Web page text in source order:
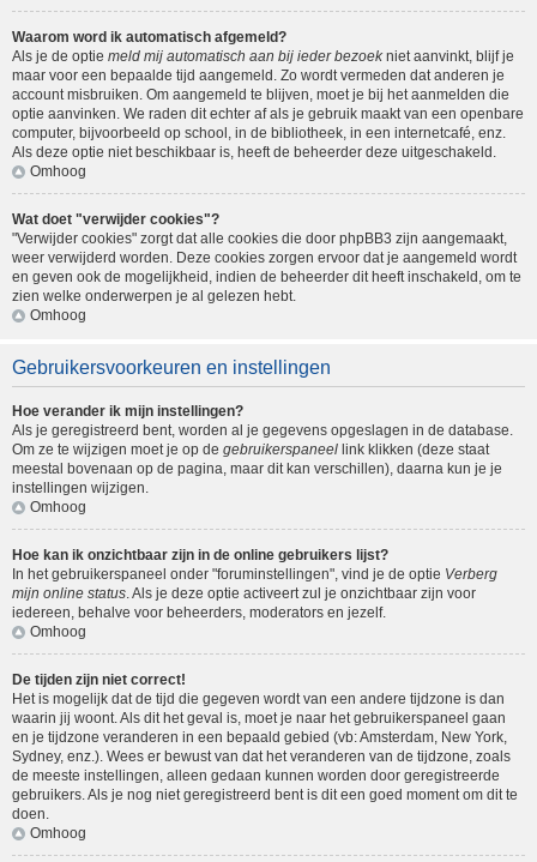
Waarom word ik automatisch afgemeld?
Als je de optie meld mij automatisch aan bij ieder bezoekniet aanvinkt, blijf je
maar voor een bepaalde tijd aangemeld. Zo wordt vermeden dat anderen je
account misbruiken. Om aangemeld te blijven, moet je bij het aanmelden die
optie aanvinken. We raden dit echter af als je gebruik maakt van een openbare
computer, bijvoorbeeld op school, in de bibliotheek, in een internetcafé, enz.
Als deze optie niet beschikbaar is, heeft de beheerder deze uitgeschakeld.
Omhoog
Wat doet "verwijder cookies"?
"Verwijder cookies" zorgt dat alle cookies die door phpBB3 zijn aangemaakt,
weer verwijderd worden. Deze cookies zorgen ervoor dat je aangemeld wordt
en geven ook de mogelijkheid, indien de beheerder dit heeft inschakeld, om te
zien welke onderwerpen je al gelezen hebt.
Omhoog
Gebruikersvoorkeuren en instellingen
Hoe verander ik mijn instellingen?
Als je geregistreerd bent, worden al je gegevens opgeslagen in de database.
Om ze te wijzigen moet je op de gebruikerspaneel link klikken (deze staat
meestal bovenaan op de pagina, maar dit kan verschillen), daarna kun je je
instellingen wijzigen.
Omhoog
Hoe kan ik onzichtbaar zijn in de online gebruikers lijst?
In het gebruikerspaneel onder "foruminstellingen", vind je de optie Verberg
mijn online status. Als je deze optie activeert zul je onzichtbaar zijn voor
iedereen, behalve voor beheerders, moderators en jezelf.
Omhoog
De tijden zijn niet correct!
Het is mogelijk dat de tijd die gegeven wordt van een andere tijdzone is dan
waarin jij woont. Als dit het geval is, moet je naar het gebruikerspaneel gaan
en je tijdzone veranderen in een bepaald gebied (vb: Amsterdam, New York,
Sydney, enz.). Wees er bewust van dat het veranderen van de tijdzone, zoals
de meeste instellingen, alleen gedaan kunnen worden door geregistreerde
gebruikers. Als je nog niet geregistreerd bent is dit een goed moment om dit te
doen.
Omhoog